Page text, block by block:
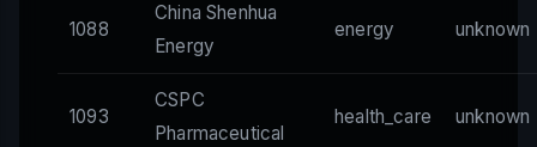
1088
China Shenhua
Energy
energy unknown
1093
CSPC
Pharmaceutical
health_care unknown